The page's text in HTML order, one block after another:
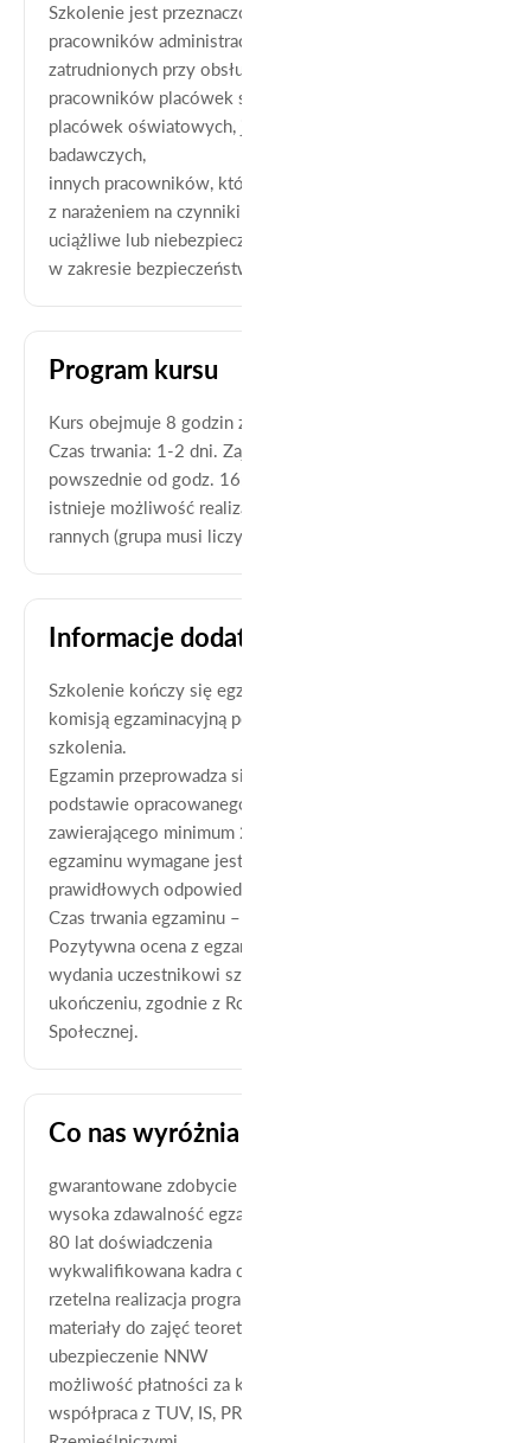
Szkolenie jest przeznaczone dla:
pracowników administracyjno-biurowych, w tym
zatrudnionych przy obsłudze monitorów ekranowych,
pracowników placówek służby zdrowia, szkół i innych
placówek oświatowych, jednostek naukowo-
badawczych,
innych pracowników, których charakter pracy wiąże się
z narażeniem na czynniki szkodliwe dla zdrowia,
uciążliwe lub niebezpieczne albo z odpowiedzialnością
w zakresie bezpieczeństwa i higieny pracy.
Program kursu
Kurs obejmuje 8 godzin zajęć teoretycznych.
Czas trwania: 1-2 dni. Zajęcia realizowane są w dni
powszednie od godz. 16:00. Dla grup zorganizowanych
istnieje możliwość realizacji seminarium w godzinach
rannych (grupa musi liczyć min. 8-10 osób).
Informacje dodatkowe
Szkolenie kończy się egzaminem sprawdzającym przed
komisją egzaminacyjną powołaną przez organizatora
szkolenia.
Egzamin przeprowadza się w formie testu, na
podstawie opracowanego przez organizatora zestawu,
zawierającego minimum 20 pytań. Do zaliczenia
egzaminu wymagane jest udzielenie co najmniej 70 %
prawidłowych odpowiedzi.
Czas trwania egzaminu – 45 minut.
Pozytywna ocena z egzaminu stanowi podstawę do
wydania uczestnikowi szkolenia zaświadczenia o jego
ukończeniu, zgodnie z Rozp. Ministra Pracy i Polityki
Społecznej.
Co nas wyróżnia
gwarantowane zdobycie praktycznej wiedzy
wysoka zdawalność egzaminów
80 lat doświadczenia
wykwalifikowana kadra dydaktyczna
rzetelna realizacja programu kursu
materiały do zajęć teoretycznych i praktycznych
ubezpieczenie NNW
możliwość płatności za kurs w ratach
współpraca z TUV, IS, PRS, UDT, TDT, Izbami